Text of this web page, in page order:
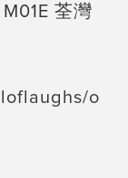
荃灣
o